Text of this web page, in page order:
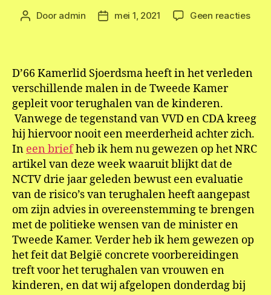
Berichtauteur
Door admin Berichtdatum
mei 1, 2021 Geen reactiesop
D’66 Kamerlid Sjoerdsma heeft in het verleden
verschillende malen in de Tweede Kamer
gepleit voor terughalen van de kinderen.
Vanwege de tegenstand van VVD en CDA kreeg
hij hiervoor nooit een meerderheid achter zich.
In een briefheb ik hem nu gewezen op het NRC
artikel van deze week waaruit blijkt dat de
NCTV drie jaar geleden bewust een evaluatie
van de risico’s van terughalen heeft aangepast
om zijn advies in overeenstemming te brengen
met de politieke wensen van de minister en
Tweede Kamer. Verder heb ik hem gewezen op
het feit dat België concrete voorbereidingen
treft voor het terughalen van vrouwen en
kinderen, en dat wij afgelopen donderdag bij